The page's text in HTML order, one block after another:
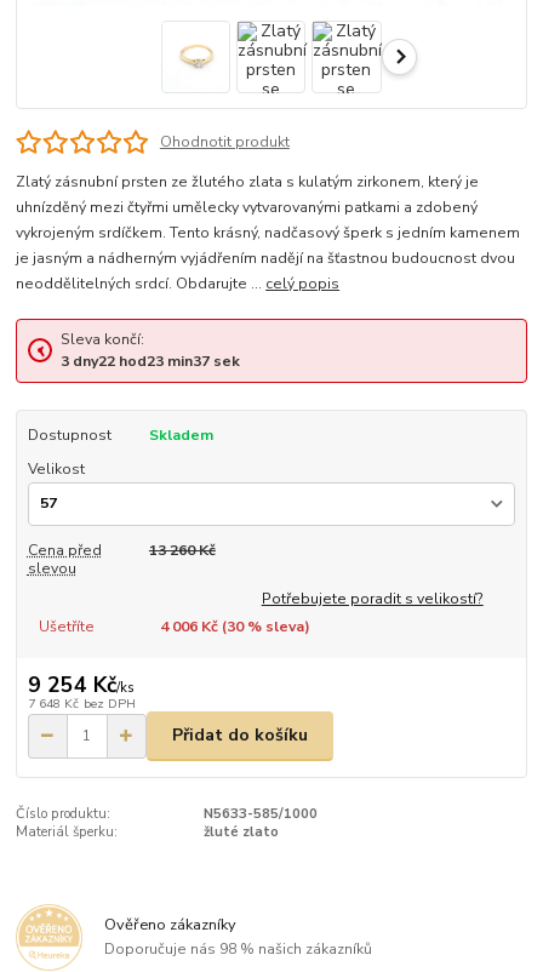
Ohodnotit produkt
Zlatý zásnubní prsten ze žlutého zlata s kulatým zirkonem, který je
uhnízděný mezi čtyřmi umělecky vytvarovanými patkami a zdobený
vykrojeným srdíčkem. Tento krásný, nadčasový šperk s jedním kamenem
je jasným a nádherným vyjádřením nadějí na šťastnou budoucnost dvou
neoddělitelných srdcí. Obdarujte ... celý popis
Sleva končí:
3 dny22hod23min36sek
Dostupnost
Skladem
Velikost
Cena před
slevou
13 260 Kč
Potřebujete poradit s velikostí?
Ušetříte
4 006 Kč (30% sleva)
9 254 Kč/ks
7 648 Kč bez DPH
Přidat do košíku
Číslo produktu:
N5633-585/1000
Materiál šperku:
žluté zlato
Ověřeno zákazníky
Doporučuje nás 98 % našich zákazníků